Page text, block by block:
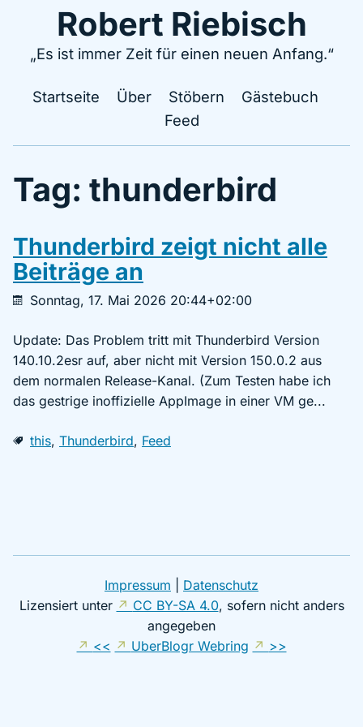
Robert Riebisch
„Es ist immer Zeit für einen neuen Anfang.“
Startseite Über Stöbern
Gästebuch
Feed
Tag: thunderbird
Thunderbird zeigt nicht alle
Beiträge an
Sonntag, 17. Mai 2026 20:44+02:00
Update: Das Problem tritt mit Thunderbird Version
140.10.2esr auf, aber nicht mit Version 150.0.2 aus
dem normalen Release-Kanal. (Zum Testen habe ich
das gestrige inoffizielle AppImage in einer VM ge...
this, Thunderbird, Feed
Impressum
Datenschutz
Lizensiert unter
CC BY-SA 4.0, sofern nicht anders
angegeben
<<
UberBlogr Webring >>